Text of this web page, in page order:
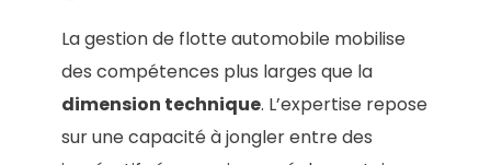
La gestion de flotte automobile mobilise
des compétences plus larges que la
dimension technique. L’expertise repose
sur une capacité à jongler entre des